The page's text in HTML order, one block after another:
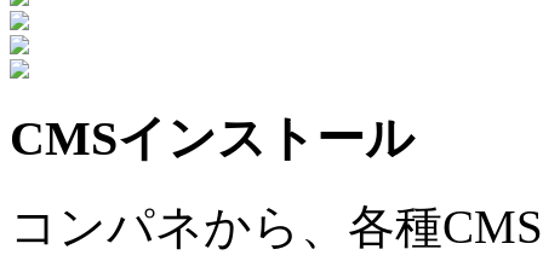
CMSインストール
コンパネから、各種